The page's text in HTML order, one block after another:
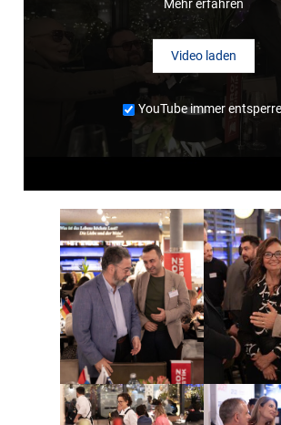
Mehr erfahren
Video laden
YouTube immer